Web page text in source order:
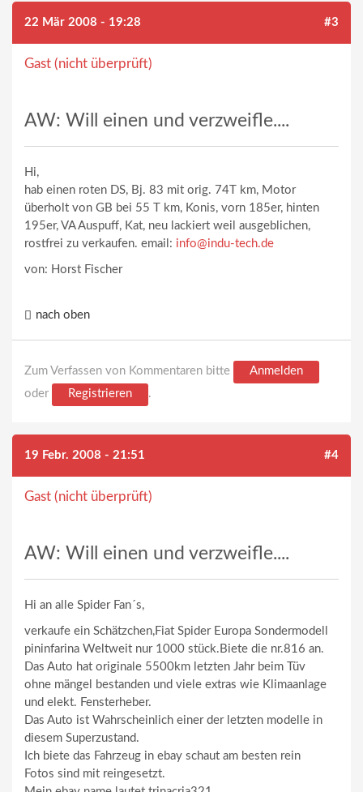
22 Mär 2008 - 19:28 #3
Gast (nicht überprüft)
AW: Will einen und verzweifle....
Hi,
hab einen roten DS, Bj. 83 mit orig. 74T km, Motor
überholt von GB bei 55 T km, Konis, vorn 185er, hinten
195er, VA Auspuff, Kat, neu lackiert weil ausgeblichen,
rostfrei zu verkaufen. email: info@indu-tech.de
von: Horst Fischer
nach oben
Zum Verfassen von Kommentaren bitte
Anmelden
oder
Registrieren .
19 Febr. 2008 - 21:51 #4
Gast (nicht überprüft)
AW: Will einen und verzweifle....
Hi an alle Spider Fan´s,
verkaufe ein Schätzchen,Fiat Spider Europa Sondermodell
pininfarina Weltweit nur 1000 stück.Biete die nr.816 an.
Das Auto hat originale 5500km letzten Jahr beim Tüv
ohne mängel bestanden und viele extras wie Klimaanlage
und elekt. Fensterheber.
Das Auto ist Wahrscheinlich einer der letzten modelle in
diesem Superzustand.
Ich biete das Fahrzeug in ebay schaut am besten rein
Fotos sind mit reingesetzt.